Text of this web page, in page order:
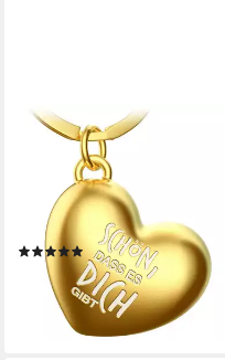
FABACH
Schlüsselanhänger Herz mit
Gravur - "Schön dass es dich
gibt" - Freundschaft
Geschenk
(1)
12,90 €
lieferbar - in 4-5 Werktagen bei dir